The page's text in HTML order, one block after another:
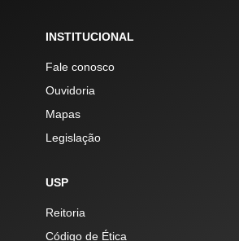
INSTITUCIONAL
Fale conosco
Ouvidoria
Mapas
Legislação
USP
Reitoria
Código de Ética